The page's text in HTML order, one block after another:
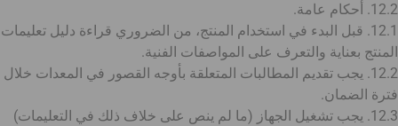
12.2. أحكام عامة.
12.1. قبل البدء في استخدام المنتج، من الضروري قراءة دليل تعليمات
المنتج بعناية والتعرف على المواصفات الفنية.
12.2. يجب تقديم المطالبات المتعلقة بأوجه القصور في المعدات خلال
فترة الضمان.
12.3. يجب تشغيل الجهاز (ما لم ينص على خلاف ذلك في التعليمات)